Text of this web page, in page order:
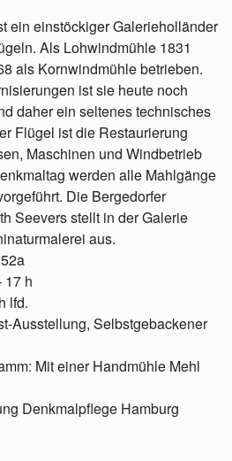
ein einstöckiger Galerieholländer
Als Lohwindmühle 1831
als Kornwindmühle betrieben.
ist sie heute noch
daher ein seltenes technisches
Flügel ist die Restaurierung
Maschinen und Windbetrieb
werden alle Mahlgänge
Die Bergedorfer
Seevers stellt in der Galerie
aus.
17 h
lfd.
Ausstellung, Selbstgebackener
Mit einer Handmühle Mehl
Denkmalpflege Hamburg